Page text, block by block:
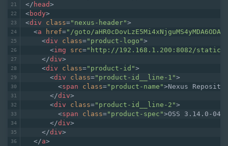
</ head>
<body>
<div class="nexus-header">
<a href="/goto/
<div class="product-logo">
<img src="http://192.168.1.200:8082/static/
</div>
<div class="product-id">
<div class="product-id__line-1">
<span class="product-name">Nexus
</div>
<div class="product-id__line-2">
<span class="product-spec">OSS 3.14.0-04
</div>
</div>
</a>